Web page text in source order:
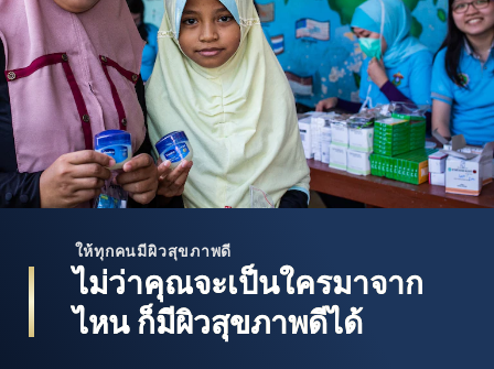
ให้ทุกคนมีผิวสุขภาพดี
ไม่ว่าคุณจะเป็นใครมาจาก
ไหน ก็มีผิวสุขภาพดีได้